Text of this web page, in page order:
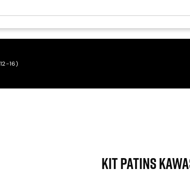
16)
KIT PATINS